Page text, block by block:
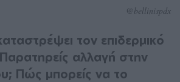
@bellinispdx
τον επιδερμικό
αλλαγή στην
Πώς μπορείς να το